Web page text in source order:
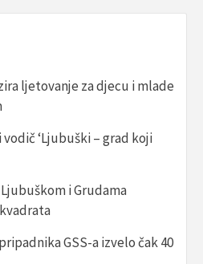
ljetovanje za djecu i mlade
‘Ljubuški – grad koji
i Grudama
GSS-a izvelo čak 40